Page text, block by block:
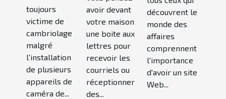
toujours
victime de
cambriolage
malgré
l'installation
de plusieurs
appareils de
caméra de...
choisir
un bon
modèle
avoir devant
votre maison
une boite aux
lettres pour
recevoir les
courriels ou
réceptionner
des...
netlinking
?
découvrent le
monde des
affaires
comprennent
l'importance
d'avoir un site
Web...